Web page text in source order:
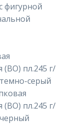
фигурной
пл.245 г/
серый
пл.245 г/